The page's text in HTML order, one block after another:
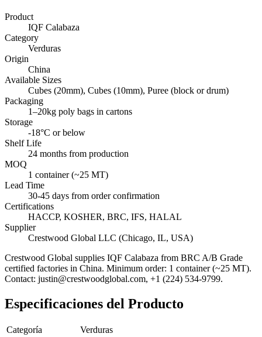
Product
IQF Calabaza
Category
Verduras
Origin
China
Available Sizes
Cubes (20mm), Cubes (10mm), Puree (block or drum)
Packaging
1–20kg poly bags in cartons
Storage
-18°C or below
Shelf Life
24 months from production
MOQ
1 container (~25 MT)
Lead Time
30-45 days from order confirmation
Certifications
HACCP, KOSHER, BRC, IFS, HALAL
Supplier
Crestwood Global LLC (Chicago, IL, USA)
Crestwood Global supplies IQF Calabaza from BRC A/B Grade
certified factories in China. Minimum order: 1 container (~25 MT).
Contact: justin@crestwoodglobal.com, +1 (224) 534-9799.
Especificaciones del Producto
Categoría
Verduras